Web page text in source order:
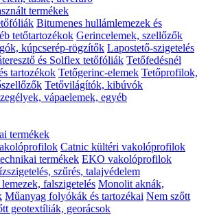
termékek
Bitumenes hullámlemezek és
tetőtartozékok Gerincelemek, szellőzők
kúpcserép-rögzítők Lapostető-szigetelés
és Solflex tetőfóliák Tetőfedésnél
tartozékok Tetőgerinc-elemek Tetőprofilok,
Tetővilágítók, kibúvók
vápaelemek, egyéb
termékek
Catnic kültéri vakolóprofilok
termékek EKO vakolóprofilok
szűrés, talajvédelem
falszigetelés Monolit aknák,
Műanyag folyókák és tartozékai Nem szőtt
geotextíliák, georácsok